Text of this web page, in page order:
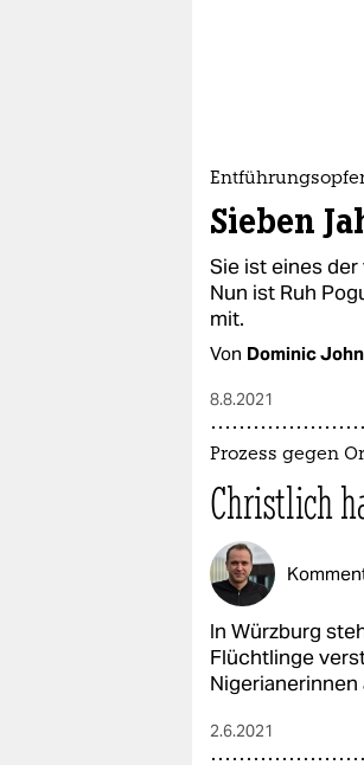
Sieben
Sie ist eines
Nun ist Ruh
mit.
Von Dominic
8.8.2021
Prozess gegen
Christlich
In Würzburg
Flüchtlinge
Nigerianerinnen
2.6.2021